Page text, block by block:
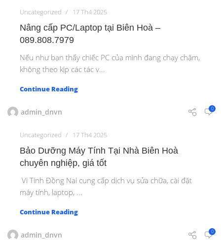
Uncategorized 17 Th4 2025
Nâng cấp PC/Laptop tại Biên Hoà –
089.808.7979
Nếu như bạn thấy chiếc PC của mình đang chạy chậm,
không theo kịp các tác v...
Continue Reading
admin_dnvn 0
Uncategorized 17 Th4 2025
Bảo Dưỡng Máy Tính Tại Nhà Biên Hoà
chuyên nghiệp, giá tốt
Vi Tính Đồng Nai cung cấp dịch vụ sửa chữa, cài đặt
máy tính, laptop, ...
Continue Reading
admin_dnvn 0